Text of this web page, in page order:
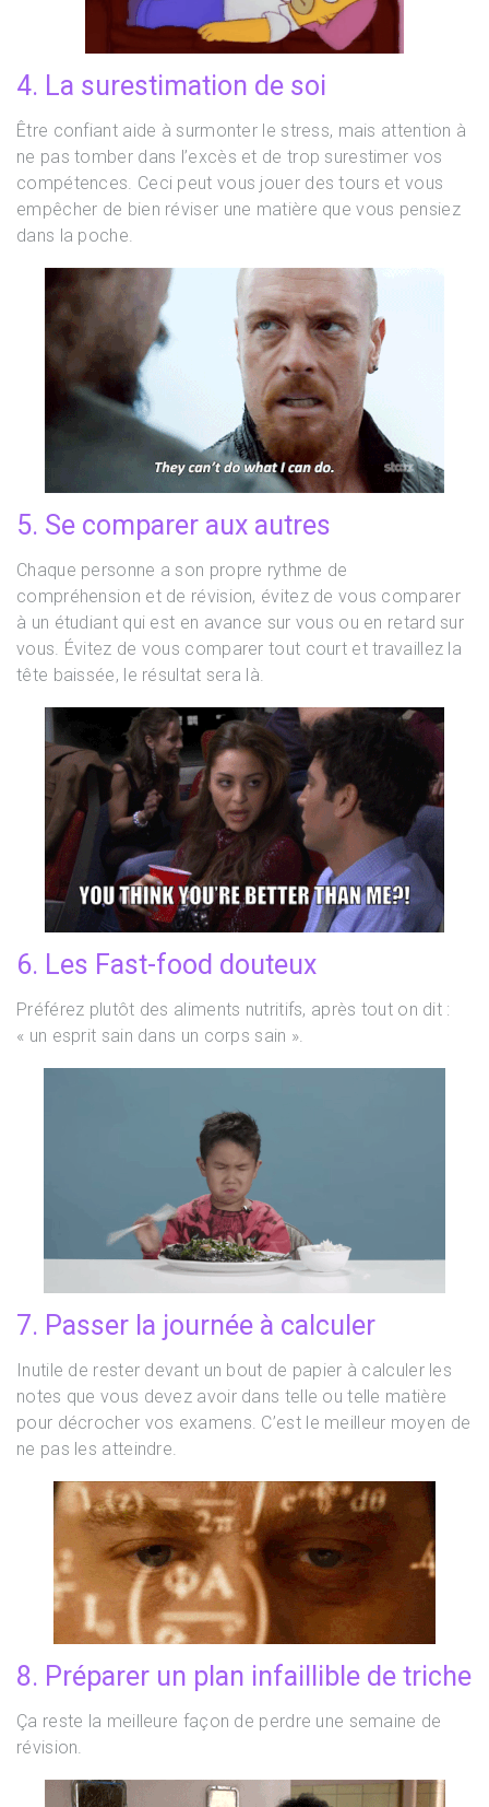
4. La surestimation de soi
Être confiant aide à surmonter le stress, mais attention à
ne pas tomber dans l’excès et de trop surestimer vos
compétences. Ceci peut vous jouer des tours et vous
empêcher de bien réviser une matière que vous pensiez
dans la poche.
5. Se comparer aux autres
Chaque personne a son propre rythme de
compréhension et de révision, évitez de vous comparer
à un étudiant qui est en avance sur vous ou en retard sur
vous. Évitez de vous comparer tout court et travaillez la
tête baissée, le résultat sera là.
6. Les Fast-food douteux
Préférez plutôt des aliments nutritifs, après tout on dit :
« un esprit sain dans un corps sain ».
7. Passer la journée à calculer
Inutile de rester devant un bout de papier à calculer les
notes que vous devez avoir dans telle ou telle matière
pour décrocher vos examens. C’est le meilleur moyen de
ne pas les atteindre.
8. Préparer un plan infaillible de triche
Ça reste la meilleure façon de perdre une semaine de
révision.